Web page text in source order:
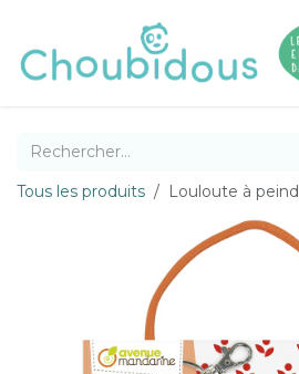
Tous les produits Louloute à